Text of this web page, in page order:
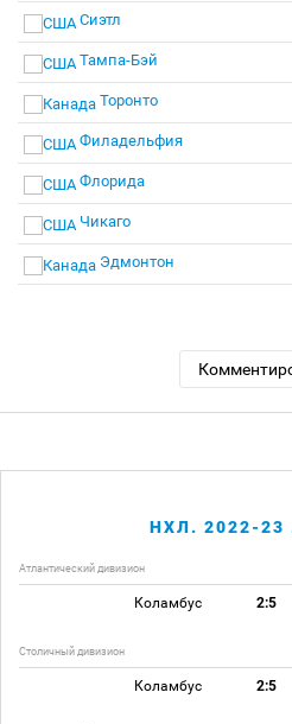
Сиэтл
Тампа-Бэй
Торонто
Филадельфия
Флорида
Чикаго
Эдмонтон
НХЛ. 2022-23
Атлантический дивизион
Коламбус 2:5
Столичный дивизион
Коламбус 2:5